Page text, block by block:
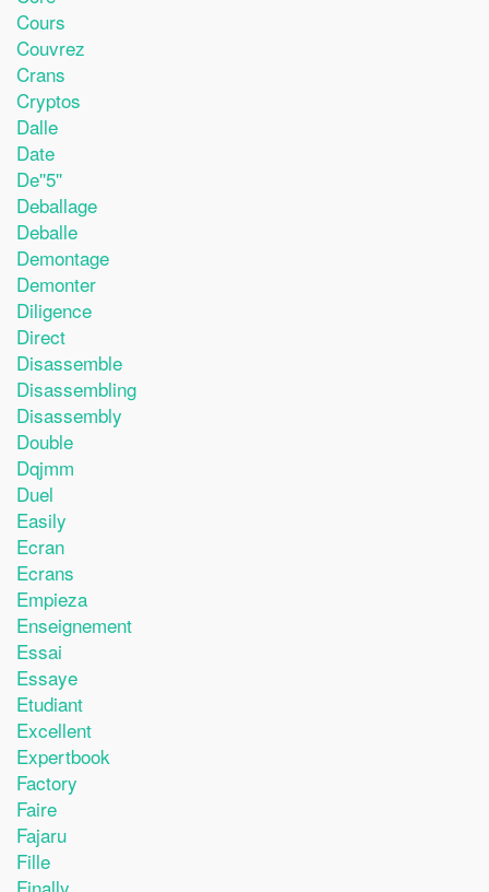
Cours
Couvrez
Crans
Cryptos
Dalle
Date
De''5''
Deballage
Deballe
Demontage
Demonter
Diligence
Direct
Disassemble
Disassembling
Disassembly
Double
Dqjmm
Duel
Easily
Ecran
Ecrans
Empieza
Enseignement
Essai
Essaye
Etudiant
Excellent
Expertbook
Factory
Faire
Fajaru
Fille